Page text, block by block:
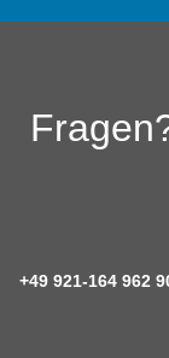
+49 921-164 962